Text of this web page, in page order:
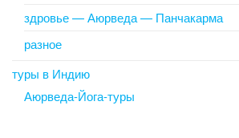
здровье — Аюрведа — Панчакарма
разное
туры в Индию
Аюрведа-Йога-туры